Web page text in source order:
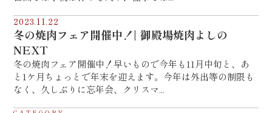
2023.11.22
冬の焼肉フェア開催中！| 御殿場焼肉よしの
NEXT
冬の焼肉フェア開催中！早いもので今年も11月中旬と、あ
と1ケ月ちょっとで年末を迎えます。今年は外出等の制限も
なく、久しぶりに忘年会、クリスマ...